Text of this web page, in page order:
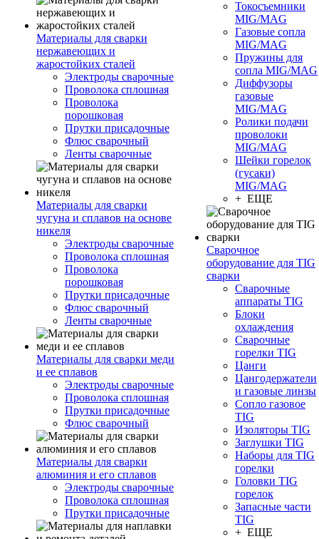
Материалы для сварки
нержавеющих и
жаростойких сталей
Электроды сварочные
Проволока сплошная
Проволока
порошковая
Прутки присадочные
Флюс сварочный
Ленты сварочные
Материалы для сварки
чугуна и сплавов на основе
никеля
Электроды сварочные
Проволока сплошная
Проволока
порошковая
Прутки присадочные
Флюс сварочный
Ленты сварочные
Материалы для сварки меди
и ее сплавов
Электроды сварочные
Проволока сплошная
Прутки присадочные
Флюс сварочный
Материалы для сварки
алюминия и его сплавов
Электроды сварочные
Проволока сплошная
Прутки присадочные
Токосъемники
MIG/MAG
Газовые сопла
MIG/MAG
Пружины для
сопла MIG/MAG
Диффузоры
газовые
MIG/MAG
Ролики подачи
проволоки
MIG/MAG
Шейки горелок
(гусаки)
MIG/MAG
+ ЕЩЕ
Сварочное
оборудование для TIG
сварки
Сварочные
аппараты TIG
Блоки
охлаждения
Сварочные
горелки TIG
Цанги
Цангодержатели
и газовые линзы
Сопло газовое
TIG
Изоляторы TIG
Заглушки TIG
Наборы для TIG
горелки
Головки TIG
горелок
Запасные части
TIG
+ ЕЩЕ